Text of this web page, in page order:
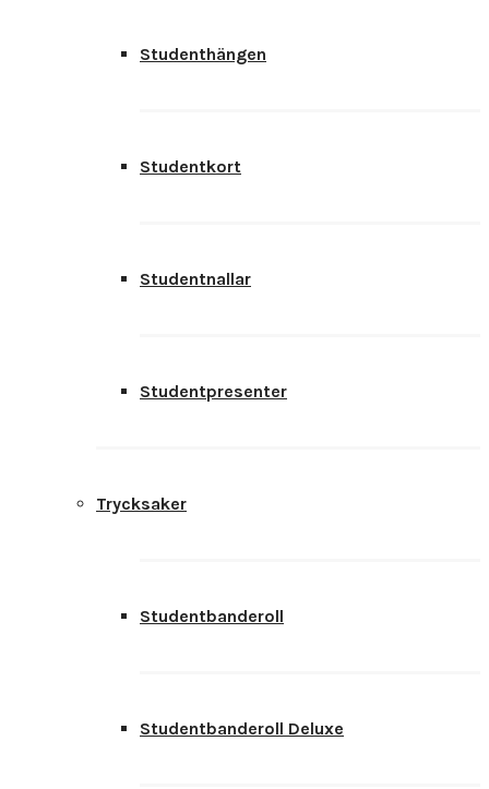
Studenthängen
Studentkort
Studentnallar
Studentpresenter
Trycksaker
Studentbanderoll
Studentbanderoll Deluxe